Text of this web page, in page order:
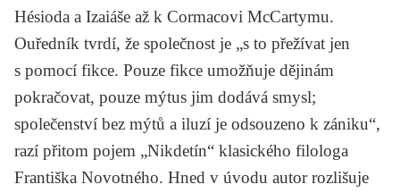
Hésioda a Izaiáše až k Cormacovi McCartymu.
Ouředník tvrdí, že společnost je „s to přežívat jen
s pomocí fikce. Pouze fikce umožňuje dějinám
pokračovat, pouze mýtus jim dodává smysl;
společenství bez mýtů a iluzí je odsouzeno k zániku“,
razí přitom pojem „Nikdetín“ klasického filologa
Františka Novotného. Hned v úvodu autor rozlišuje